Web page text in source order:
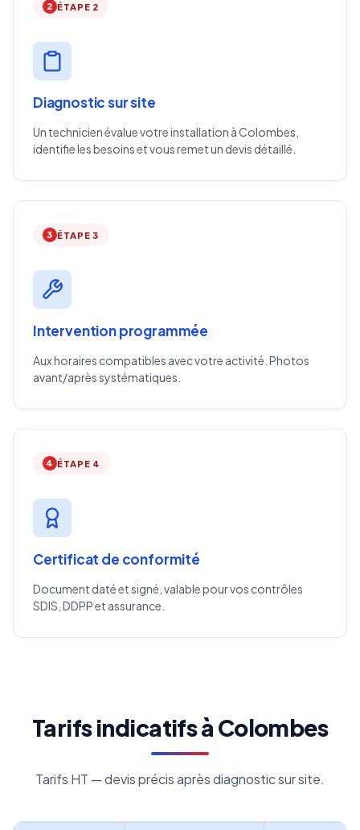
2 ÉTAPE 2
Diagnostic sur site
Un technicien évalue votre installation à Colombes,
identifie les besoins et vous remet un devis détaillé.
3 ÉTAPE 3
Intervention programmée
Aux horaires compatibles avec votre activité. Photos
avant/après systématiques.
4 ÉTAPE 4
Certificat de conformité
Document daté et signé, valable pour vos contrôles
SDIS, DDPP et assurance.
Tarifs indicatifs à Colombes
Tarifs HT — devis précis après diagnostic sur site.